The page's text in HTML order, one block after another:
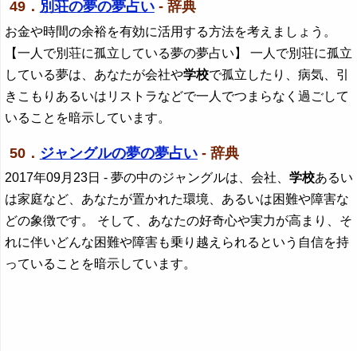
49． 別荘の夢の夢占い- 辞典
お金や時間の余裕を有効に活用する方法を考えましょう。
【一人で別荘に孤立している夢の夢占い】 一人で別荘に孤立
している夢は、あなたが会社や学校で孤立したり、病気、引
きこもりあるいはリストラなどで一人でつまらなく過ごして
いることを暗示しています。
50． ジャングルの夢の夢占い- 辞典
2017年09月23日 - 夢の中のジャングルは、会社、学校あるい
は家庭など、あなたが置かれた環境、あるいは困難や障害な
どの象徴です。 そして、あなたの好奇心や実力が高まり、そ
れに伴いどんな困難や障害も乗り越えられるという自信を持
っていることを暗示しています。